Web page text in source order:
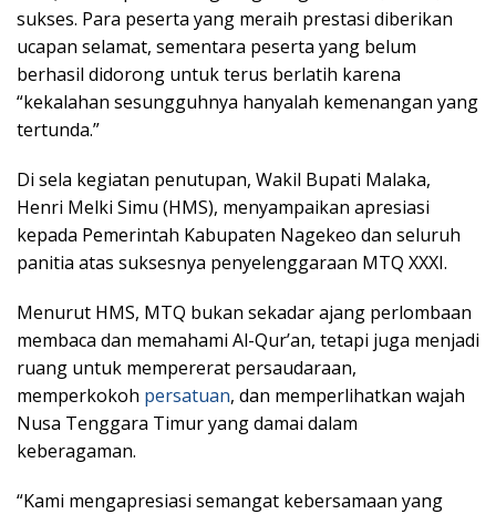
sukses. Para peserta yang meraih prestasi diberikan
ucapan selamat, sementara peserta yang belum
berhasil didorong untuk terus berlatih karena
“kekalahan sesungguhnya hanyalah kemenangan yang
tertunda.”
Di sela kegiatan penutupan, Wakil Bupati Malaka,
Henri Melki Simu (HMS), menyampaikan apresiasi
kepada Pemerintah Kabupaten Nagekeo dan seluruh
panitia atas suksesnya penyelenggaraan MTQ XXXI.
Menurut HMS, MTQ bukan sekadar ajang perlombaan
membaca dan memahami Al-Qur’an, tetapi juga menjadi
ruang untuk mempererat persaudaraan,
memperkokoh persatuan, dan memperlihatkan wajah
Nusa Tenggara Timur yang damai dalam
keberagaman.
“Kami mengapresiasi semangat kebersamaan yang